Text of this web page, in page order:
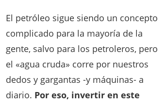
El petróleo sigue siendo un concepto
complicado para la mayoría de la
gente, salvo para los petroleros, pero
el «agua cruda» corre por nuestros
dedos y gargantas -y máquinas- a
diario. Por eso, invertir en este